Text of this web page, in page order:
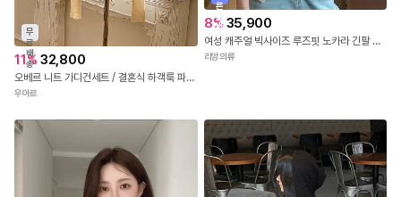
무
료
배
송
11% 32,800
오베르 니트 가디건세트 / 결혼식 하객룩 파티룩 브라이덜샤워 여행룩 가을티 가을옷 긴팔니트 크롭니트 니트가디건 레이어드 간절기가디건 가을가디건 나시가디건세트
우아르
른
출
발
8% 35,900
여성 캐주얼 빅사이즈 루즈핏 노카라 긴팔 린넨 자켓 가디건
리앙의류